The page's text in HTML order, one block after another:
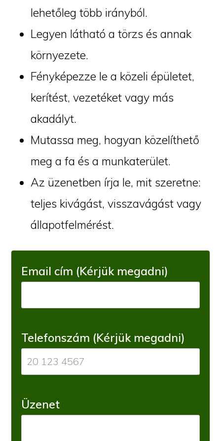
lehetőleg több irányból.
Legyen látható a törzs és annak
környezete.
Fényképezze le a közeli épületet,
kerítést, vezetéket vagy más
akadályt.
Mutassa meg, hogyan közelíthető
meg a fa és a munkaterület.
Az üzenetben írja le, mit szeretne:
teljes kivágást, visszavágást vagy
állapotfelmérést.
Email cím (Kérjük megadni)
Telefonszám (Kérjük megadni)
Üzenet